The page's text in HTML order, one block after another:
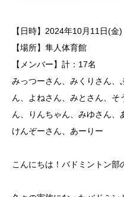
【日時】2024年10月11日(
【場所】隼人体育館
【メンバー】計：17名
みっつーさん、みくりさん、
ん、よねさん、みとさん、そ
ん、りんちゃん、みゆさん、
けんぞーさん、あーりー
こんにちは！バドミントン部